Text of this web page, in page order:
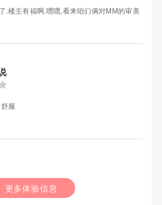
.楼主有福啊,嘿嘿,看来咱们俩对MM的审美
服
更多体验信息